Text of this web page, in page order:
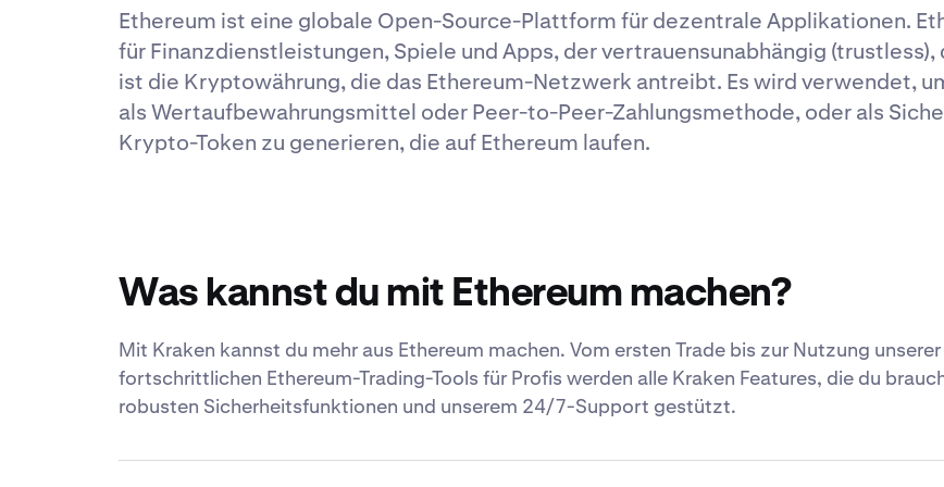
Ethereum ist eine globale Open-Source-Plattform für dezentrale Applikationen.
für Finanzdienstleistungen, Spiele und Apps, der vertrauensunabhängig (trustless),
ist die Kryptowährung, die das Ethereum-Netzwerk antreibt. Es wird verwendet,
als Wertaufbewahrungsmittel oder Peer-to-Peer-Zahlungsmethode, oder als
Krypto-Token zu generieren, die auf Ethereum laufen.
Was kannst du mit Ethereum machen?
Mit Kraken kannst du mehr aus Ethereum machen. Vom ersten Trade bis zur Nutzung unserer
fortschrittlichen Ethereum-Trading-Tools für Profis werden alle Kraken Features, die du
robusten Sicherheitsfunktionen und unserem 24/7-Support gestützt.